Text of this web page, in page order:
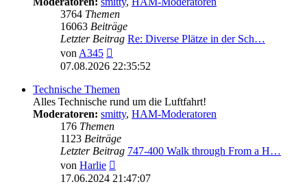
3764 Themen
16063 Beiträge
Letzter Beitrag Re: Diverse Plätze in der Sch…
vonA345
Beitrag
07.08.2026 22:35:52
Technische Themen
Alles Technische rund um die Luftfahrt!
Moderatoren: smitty, HAM-Moderatoren
176 Themen
1123 Beiträge
Letzter Beitrag 747-400 Walk through From a H…
von Harlie
Beitrag
17.06.2024 21:47:07